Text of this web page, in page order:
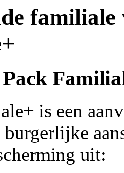
Pack
is een
uit: